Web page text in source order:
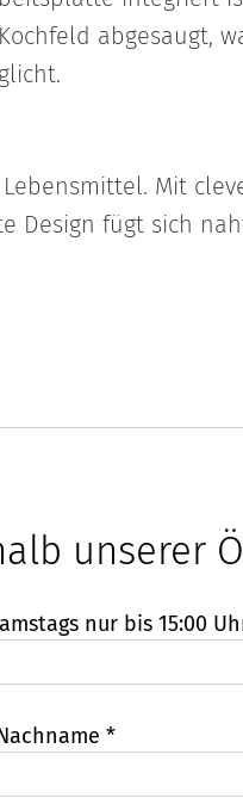
abgesaugt,
Mit
Design fügt sich
unserer
nur bis 15:00
*